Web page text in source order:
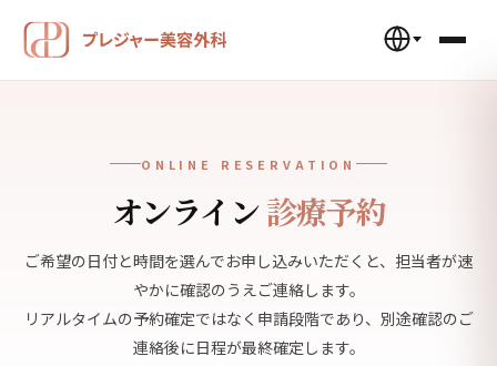
ONLINE RESERVATION
オンライン診療予約
ご希望の日付と時間を選んでお申し込みいただくと、担当者が速
やかに確認のうえご連絡します。
リアルタイムの予約確定ではなく申請段階であり、別途確認のご
連絡後に日程が最終確定します。